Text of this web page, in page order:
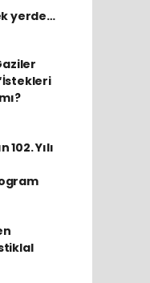
yerde…
102. Yılı